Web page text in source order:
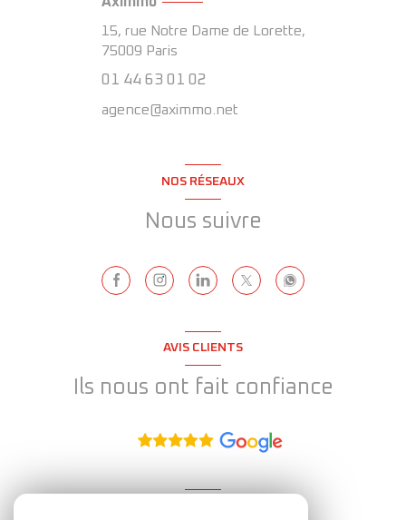
15, rue Notre Dame de Lorette,
75009 Paris
01 44 63 01 02
agence@aximmo.net
NOS RÉSEAUX
Nous suivre
AVIS CLIENTS
Ils nous ont fait confiance